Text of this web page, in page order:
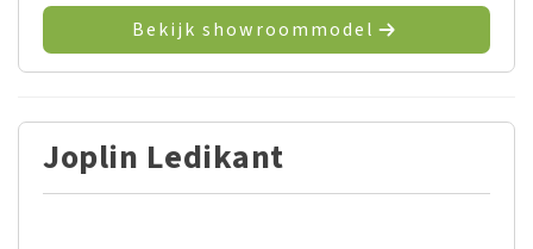
Bekijk showroommodel
Joplin Ledikant